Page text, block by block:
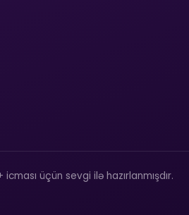
üçün sevgi ilə hazırlanmışdır.